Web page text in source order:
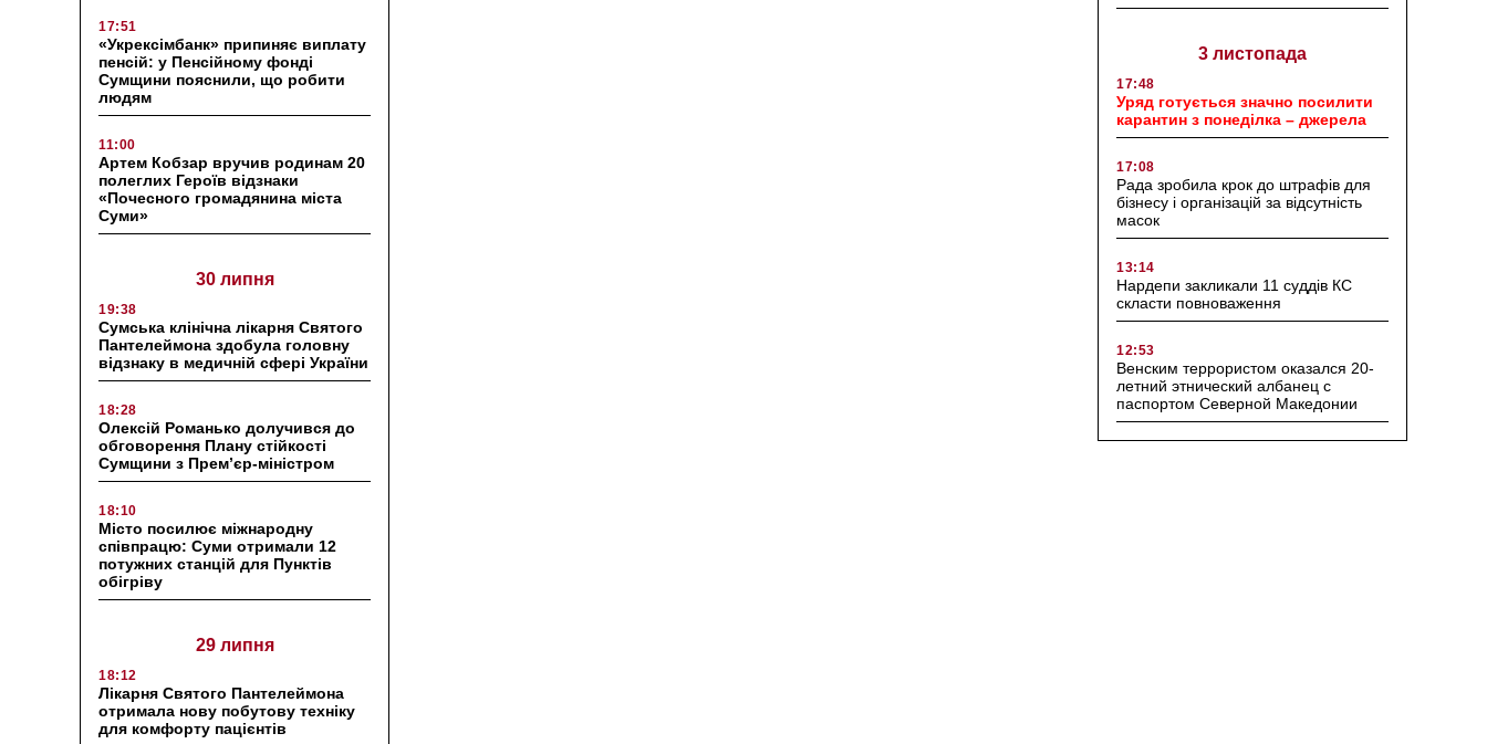
17:51
«Укрексімбанк» припиняє виплату
пенсій: у Пенсійному фонді
Сумщини пояснили, що робити
людям
11:00
Артем Кобзар вручив родинам 20
полеглих Героїв відзнаки
«Почесного громадянина міста
Суми»
30 липня
19:38
Сумська клінічна лікарня Святого
Пантелеймона здобула головну
відзнаку в медичній сфері України
18:28
Олексій Романько долучився до
обговорення Плану стійкості
Сумщини з Прем’єр-міністром
18:10
Місто посилює міжнародну
співпрацю: Суми отримали 12
потужних станцій для Пунктів
обігріву
29 липня
18:12
Лікарня Святого Пантелеймона
отримала нову побутову техніку
для комфорту пацієнтів
3 листопада
17:48
Уряд готується значно посилити
карантин з понеділка – джерела
17:08
Рада зробила крок до штрафів для
бізнесу і організацій за відсутність
масок
13:14
Нардепи закликали 11 суддів КС
скласти повноваження
12:53
Венским террористом оказался 20-
летний этнический албанец с
паспортом Северной Македонии